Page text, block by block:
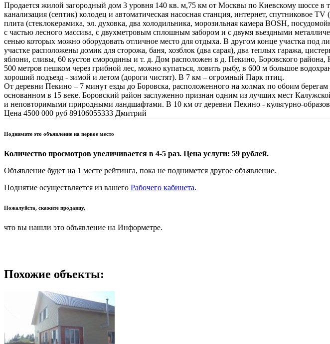
Продается жилой загородный дом 3 уровня 140 кв. м,75 км от Москвы по Киевскому шоссе в
канализация (септик) колодец и автоматическая насосная станция, интернет, спутниковое
плита (стеклокерамика, эл. духовка, два холодильника, морозильная камера BOSH,
с частью лесного массива, с двухметровым сплошным забором и с двумя вьездными
сенью которых можно оборудовать отличное место для отдыха. В другом конце участка под
участке расположены домик для сторожа, баня, хозблок (два сарая), два теплых гаража,
яблони, сливы, 60 кустов смородины и т. д. Дом расположен в д. Пекино, Боровского
500 метров пешком через грибной лес, можно купаться, ловить рыбу, в 600 м большое
хороший подъезд - зимой и летом (дороги чистят). В 7 км – огромный Парк птиц.
От деревни Пекино – 7 минут езды до Боровска, расположенного на холмах по обоим
основанном в 15 веке. Боровский район заслуженно признан одним из лучших мест
и неповторимыми природными ландшафтами. В 10 км от деревни Пекино - культурно-
Цена 4500 000 руб 89106055333 Дмитрий
Поднимите это объявление на первое место
Количество просмотров увеличивается в 4-5 раз. Цена услуги: 59 рублей.
Объявление будет на 1 месте рейтинга, пока не поднимется другое объявление.
Поднятие осуществляется из вашего Рабочего кабинета.
Пожалуйста, скажите продавцу,
что вы нашли это объявление на Информетре.
Похожие объекты: